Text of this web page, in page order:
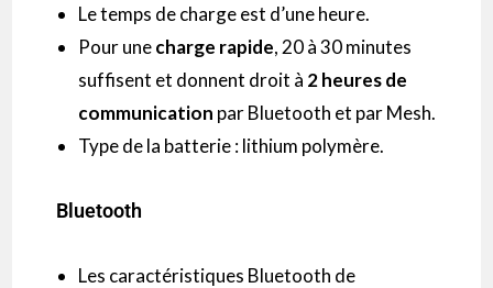
Le temps de charge est d’une heure.
Pour unecharge rapide, 20 à 30 minutes
suffisent et donnent droit à 2 heures de
communication par Bluetooth et par Mesh.
Type de la batterie : lithium polymère.
Bluetooth
Les caractéristiques Bluetooth de